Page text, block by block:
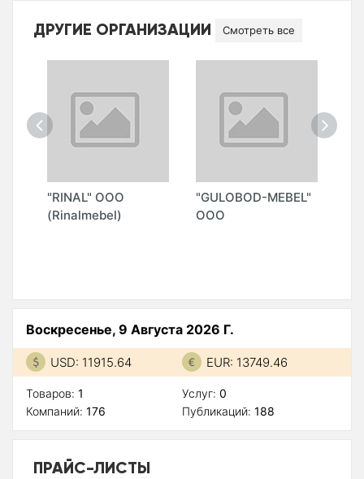
ДРУГИЕ ОРГАНИЗАЦИИ Смотреть все
"RINAL" ООО
(Rinalmebel)
"GULOBOD-MEBEL"
ООО
Воскресенье, 9 Августа 2026 Г.
USD: 11915.64 EUR: 13749.46
Товаров: 1
Компаний: 176
Услуг: 0
Публикаций: 188
ПРАЙС-ЛИСТЫ